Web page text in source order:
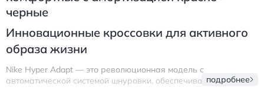
черные
Инновационные кроссовки для активного
образа жизни
Nike Hyper Adapt — это революционная модель с
автоматической системой шнуровки, обеспечивающаяподробнее